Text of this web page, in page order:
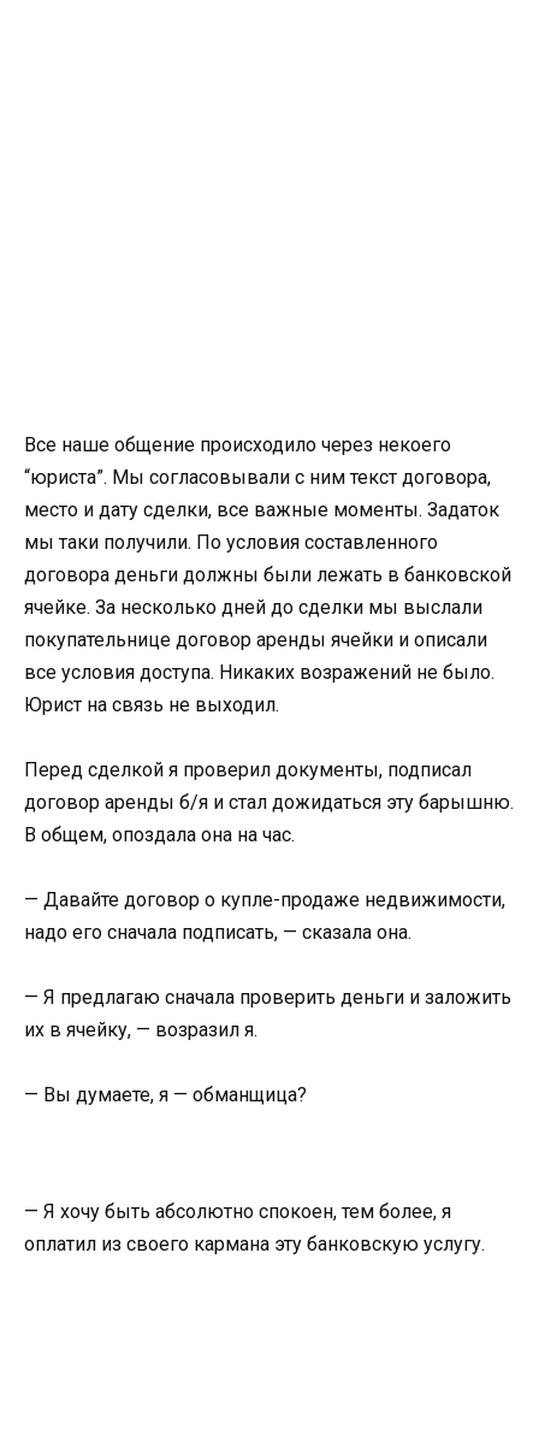
Все наше общение происходило через некоего
“юриста”. Мы согласовывали с ним текст договора,
место и дату сделки, все важные моменты. Задаток
мы таки получили. По условия составленного
договора деньги должны были лежать в банковской
ячейке. За несколько дней до сделки мы выслали
покупательнице договор аренды ячейки и описали
все условия доступа. Никаких возражений не было.
Юрист на связь не выходил.
Перед сделкой я проверил документы, подписал
договор аренды б/я и стал дожидаться эту барышню.
В общем, опоздала она на час.
— Давайте договор о купле-продаже недвижимости,
надо его сначала подписать, — сказала она.
— Я предлагаю сначала проверить деньги и заложить
их в ячейку, — возразил я.
— Вы думаете, я — обманщица?
— Я хочу быть абсолютно спокоен, тем более, я
оплатил из своего кармана эту банковскую услугу.